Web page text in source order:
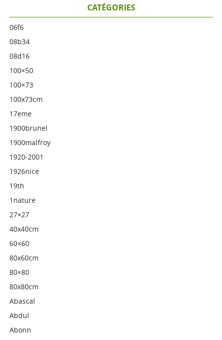
CATÉGORIES
06f6
08b34
08d16
100×50
100×73
100x73cm
17eme
1900brunel
1900malfroy
1920-2001
1926nice
19th
1nature
27×27
40x40cm
60×60
80x60cm
80×80
80x80cm
Abascal
Abdul
Abonn